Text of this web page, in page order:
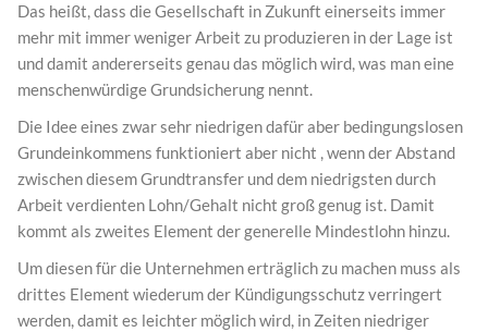
Das heißt, dass die Gesellschaft in Zukunft einerseits immer
mehr mit immer weniger Arbeit zu produzieren in der Lage ist
und damit andererseits genau das möglich wird, was man eine
menschenwürdige Grundsicherung nennt.
Die Idee eines zwar sehr niedrigen dafür aber bedingungslosen
Grundeinkommens funktioniert aber nicht , wenn der Abstand
zwischen diesem Grundtransfer und dem niedrigsten durch
Arbeit verdienten Lohn/Gehalt nicht groß genug ist. Damit
kommt als zweites Element der generelle Mindestlohn hinzu.
Um diesen für die Unternehmen erträglich zu machen muss als
drittes Element wiederum der Kündigungsschutz verringert
werden, damit es leichter möglich wird, in Zeiten niedriger